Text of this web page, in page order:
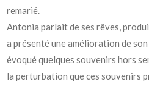
remarié.
Antonia parlait de ses rêves,
a présenté une amélioration de
évoqué quelques souvenirs hors
la perturbation que ces souvenirs